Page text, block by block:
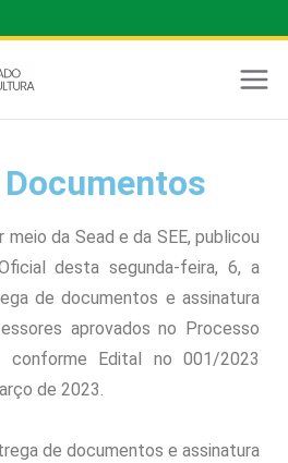
da Sead e da SEE, publicou
desta segunda-feira, 6, a
de documentos e assinatura
aprovados no Processo
conforme Edital no 001/2023
de 2023.
de documentos e assinatura